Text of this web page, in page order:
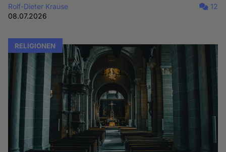
Rolf-Dieter Krause
08.07.2026
12
RELIGIONEN